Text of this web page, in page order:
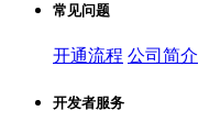
常见问题
开通流程 公司简介
开发者服务